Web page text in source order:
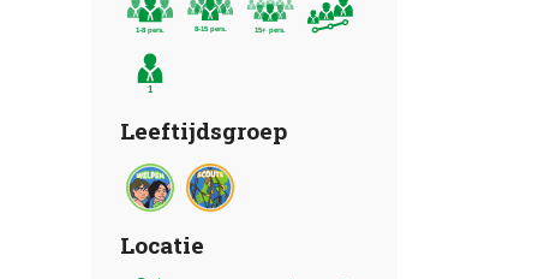
Leeftijdsgroep
Locatie